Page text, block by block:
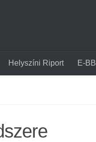
Helyszíni Riport E-BB